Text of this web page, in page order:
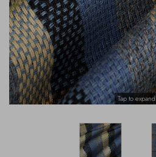
Overcoats
Sea
Home
Jewelry
Socks
Hats and Gloves
Tap to expand